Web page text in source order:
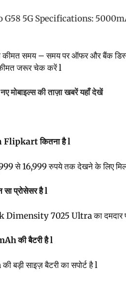
5G Specifications:
समय – समय पर ऑफर और बैंक
जरूर चेक करें l
मोबाइल्स की ताज़ा खबरें यहाँ देखें
कितना है l
से 16,999 रुपये तक देखने के लिए
प्रोसेसर है l
Dimensity 7025 Ultra का दमदार
की बैटरी है l
बड़ी साइज़ बैटरी का सपोर्ट है l